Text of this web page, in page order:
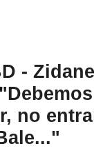
-
no